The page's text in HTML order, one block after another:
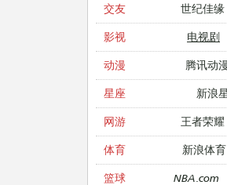
交友 世纪佳缘
影视 电视剧
动漫 腾讯动
星座 新浪
网游 王者荣耀
体育 新浪体育
篮球 NBA.com